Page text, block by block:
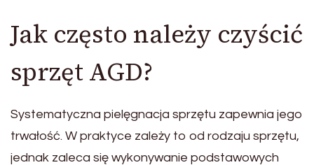
Jak często należy czyścić
sprzęt AGD?
Systematyczna pielęgnacja sprzętu zapewnia jego
trwałość. W praktyce zależy to od rodzaju sprzętu,
jednak zaleca się wykonywanie podstawowych